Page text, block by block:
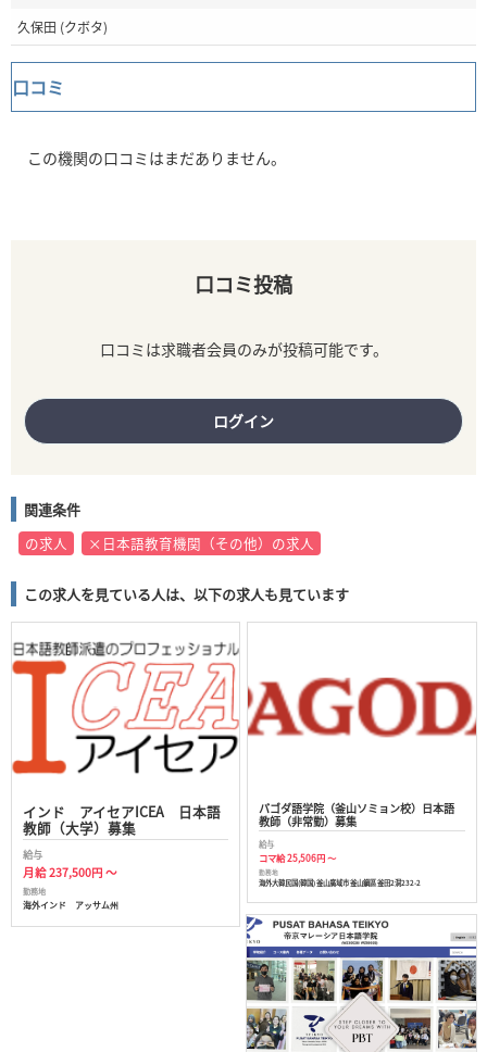
久保田 (クボタ)
口コミ
この機関の口コミはまだありません。
口コミ投稿
口コミは求職者会員のみが投稿可能です。
ログイン
関連条件
の求人
×日本語教育機関（その他）の求人
この求人を見ている人は、以下の求人も見ています
インド アイセアICEA 日本語
教師（大学）募集
給与
月給 237,500円 ～
勤務地
海外インド アッサム州
パゴダ語学院（釜山ソミョン校）日本語
教師（非常勤）募集
給与
コマ給 25,506円 ～
勤務地
海外大韓民国(韓国) 釜山廣域市 釜山鎭區 釜田2洞232-2